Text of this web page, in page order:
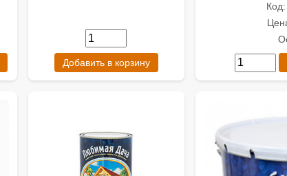
Добавить в корзину